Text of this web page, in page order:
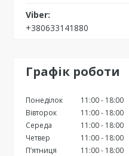
+380633141880
Графік роботи
Понеділок 11:00
18:00
Вівторок
11:00
18:00
Середа
11:00
18:00
Четвер
11:00
18:00
Пʼятниця
11:00
18:00